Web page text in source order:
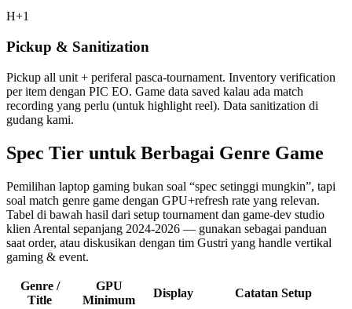
H+1
Pickup & Sanitization
Pickup all unit + periferal pasca-tournament. Inventory verification
per item dengan PIC EO. Game data saved kalau ada match
recording yang perlu (untuk highlight reel). Data sanitization di
gudang kami.
Spec Tier untuk Berbagai Genre Game
Pemilihan laptop gaming bukan soal “spec setinggi mungkin”, tapi
soal match genre game dengan GPU+refresh rate yang relevan.
Tabel di bawah hasil dari setup tournament dan game-dev studio
klien Arental sepanjang 2024-2026 — gunakan sebagai panduan
saat order, atau diskusikan dengan tim Gustri yang handle vertikal
gaming & event.
Genre /
Title
GPU
Minimum
Display
Catatan Setup